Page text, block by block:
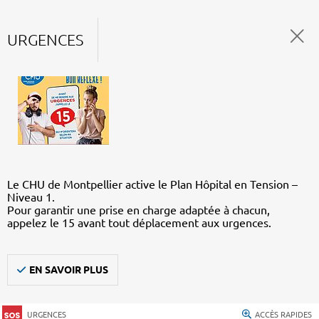
URGENCES
Le CHU de Montpellier active le Plan Hôpital en Tension –
Niveau 1.
Pour garantir une prise en charge adaptée à chacun,
appelez le 15 avant tout déplacement aux urgences.
EN SAVOIR PLUS
URGENCES ACCÈS RAPIDES